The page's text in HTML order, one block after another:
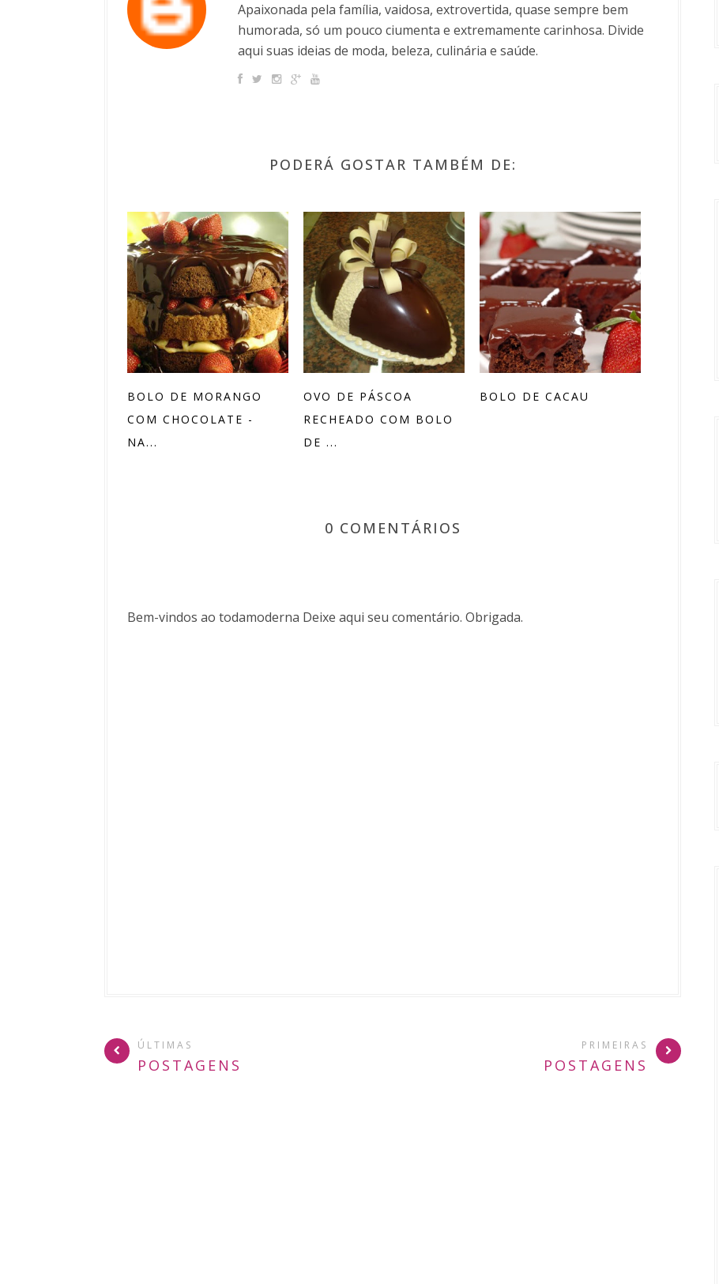
Apaixonada pela família, vaidosa, extrovertida, quase sempre bem
humorada, só um pouco ciumenta e extremamente carinhosa. Divide
aqui suas ideias de moda, beleza, culinária e saúde.
PODERÁ GOSTAR TAMBÉM DE:
BOLO DE MORANGO
COM CHOCOLATE -
NA...
OVO DE PÁSCOA
RECHEADO COM BOLO
DE ...
BOLO DE CACAU
0 COMENTÁRIOS
Bem-vindos ao todamoderna Deixe aqui seu comentário. Obrigada.
ÚLTIMAS
POSTAGENS
PRIMEIRAS
POSTAGENS